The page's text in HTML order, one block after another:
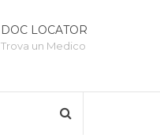
DOC LOCATOR
Trova un Medico